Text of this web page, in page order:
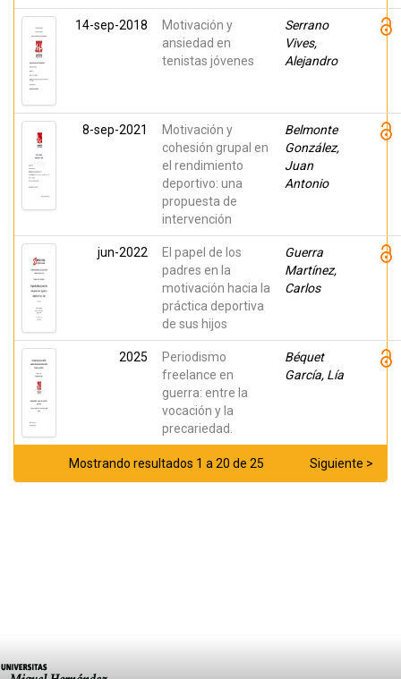
14-sep-2018
Motivación y
ansiedad en
tenistas jóvenes
Serrano
Vives,
Alejandro
8-sep-2021
Motivación y
cohesión grupal en
el rendimiento
deportivo: una
propuesta de
intervención
Belmonte
González,
Juan
Antonio
jun-2022
El papel de los
padres en la
motivación hacia la
práctica deportiva
de sus hijos
Guerra
Martínez,
Carlos
2025
Periodismo
freelance en
guerra: entre la
vocación y la
precariedad.
Béquet
García, Lía
Mostrando resultados 1 a 20 de 25 Siguiente >